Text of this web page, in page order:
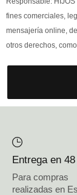
fines comerciales,
mensajería online,
otros derechos,
Entrega en
Para compras
realizadas en